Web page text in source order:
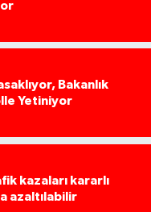
Bakanlık
Yetiniyor
kazaları kararlı
azaltılabilir